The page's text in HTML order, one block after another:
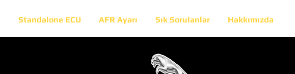
Standalone ECU AFR Ayarı Sık Sorulanlar Hakkımızda